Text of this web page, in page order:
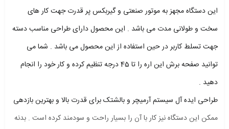
این دستگاه مجهز به موتور صنعتی و گیربکس پر قدرت جهت کار های
سخت و طولانی مدت می باشد . این محصول دارای طراحی مناسب دسته
جهت تسلط کاربر در حین استفاده از این محصول می باشد . شما می
توانید صفحه برش این اره را تا 45 درجه تنظیم کرده و کار خود را انجام
دهید .
طراحی ایده آل سیستم آرمیچر و بالشتک برای قدرت بالا و بهترین بازدهی
ممکن این دستگاه نیز کار با آن را بسیار راحت و سودمند کرده است . بدنه